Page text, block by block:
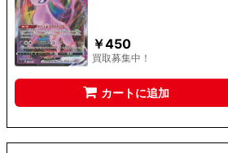
￥450
買取募集中！
カートに追加